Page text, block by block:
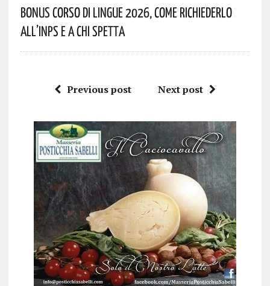
Bonus Corso Di Lingue 2026, Come Richiederlo
All’INPS E A Chi Spetta
Previous post Next post